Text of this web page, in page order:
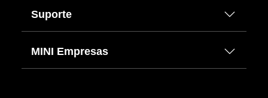
Suporte
MINI Empresas